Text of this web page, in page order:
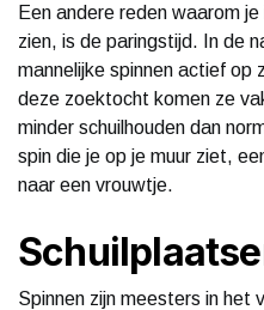
Een andere reden waarom
zien, is de paringstijd. In de
mannelijke spinnen actief op
deze zoektocht komen ze
minder schuilhouden dan
spin die je op je muur ziet,
naar een vrouwtje.
Spinnen zijn meesters in het